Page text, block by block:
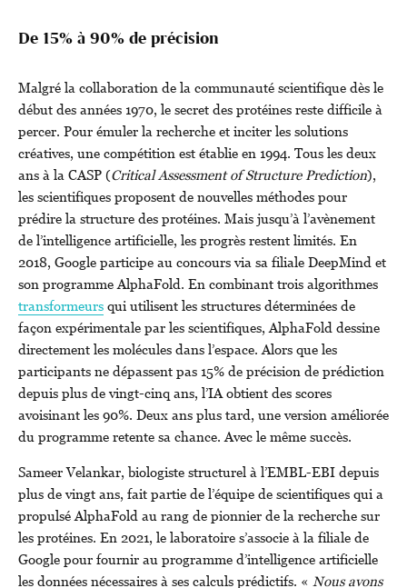
De 15% à 90% de précision
Malgré la collaboration de la communauté scientifique dès le
début des années 1970, le secret des protéines reste difficile à
percer. Pour émuler la recherche et inciter les solutions
créatives, une compétition est établie en 1994. Tous les deux
ans à la CASP (Critical Assessment of Structure Prediction),
les scientifiques proposent de nouvelles méthodes pour
prédire la structure des protéines. Mais jusqu’à l’avènement
de l’intelligence artificielle, les progrès restent limités. En
2018, Google participe au concours via sa filiale DeepMind et
son programme AlphaFold. En combinant trois algorithmes
transformeursqui utilisent les structures déterminées de
façon expérimentale par les scientifiques, AlphaFold dessine
directement les molécules dans l’espace. Alors que les
participants ne dépassent pas 15% de précision de prédiction
depuis plus de vingt-cinq ans, l’IA obtient des scores
avoisinant les 90%. Deux ans plus tard, une version améliorée
du programme retente sa chance. Avec le même succès.
Sameer Velankar, biologiste structurel à l’EMBL-EBI depuis
plus de vingt ans, fait partie de l’équipe de scientifiques qui a
propulsé AlphaFold au rang de pionnier de la recherche sur
les protéines. En 2021, le laboratoire s’associe à la filiale de
Google pour fournir au programme d’intelligence artificielle
les données nécessaires à ses calculs prédictifs. « Nous avons